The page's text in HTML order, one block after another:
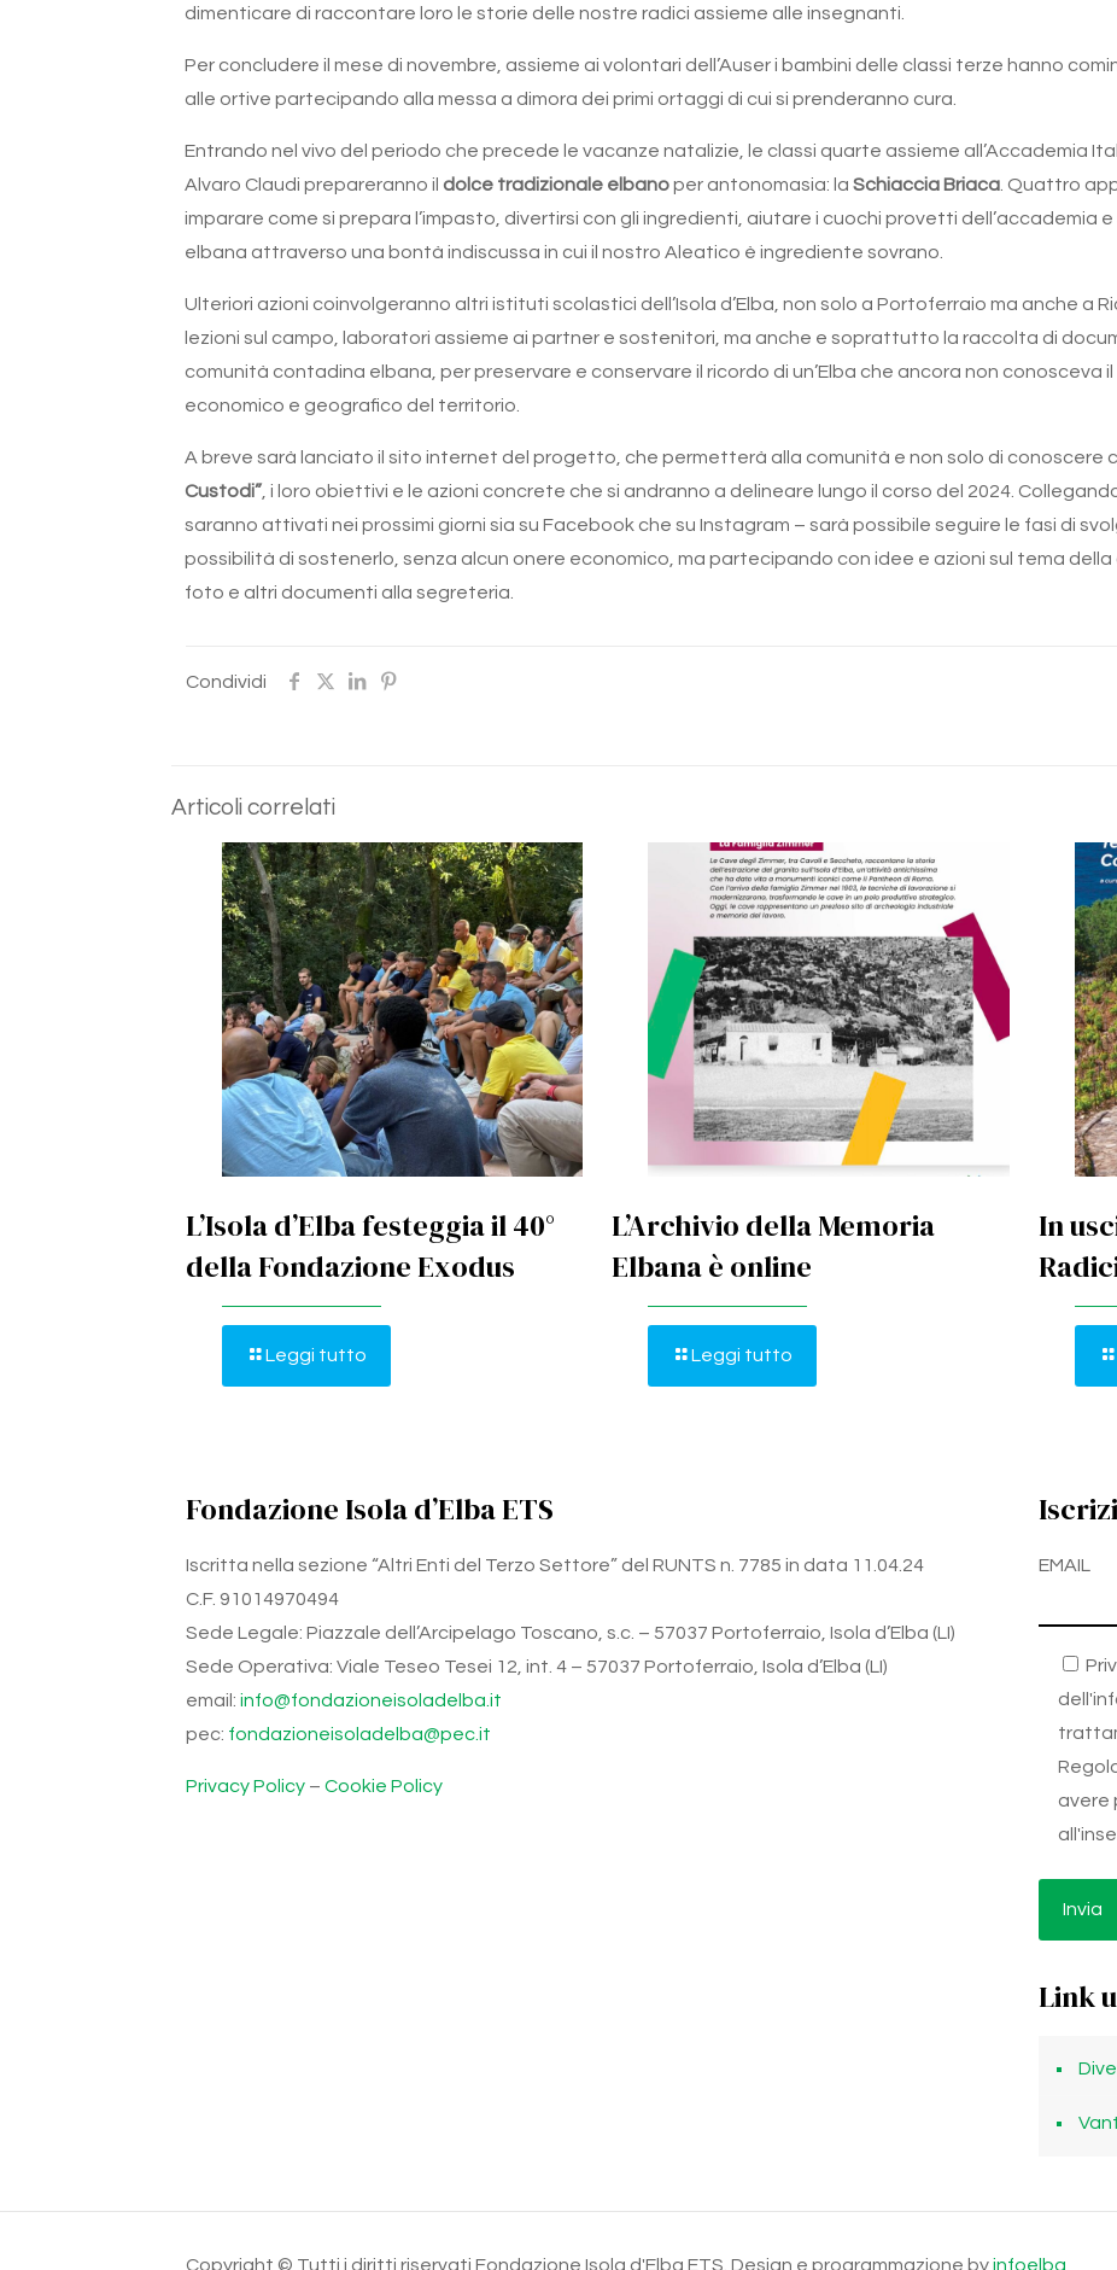
dimenticare di raccontare loro le storie delle nostre radici assieme alle insegnanti.
Per concludere il mese di novembre, assieme ai volontari dell’Auser i bambini delle classi terze hanno
alle ortive partecipando alla messa a dimora dei primi ortaggi di cui si prenderanno cura.
Entrando nel vivo del periodo che precede le vacanze natalizie, le classi quarte assieme all’Accademia
Alvaro Claudi prepareranno il dolce tradizionale elbanoper antonomasia: la Schiaccia Briaca. Quattro
imparare come si prepara l’impasto, divertirsi con gli ingredienti, aiutare i cuochi provetti dell’accademia
elbana attraverso una bontà indiscussa in cui il nostro Aleatico è ingrediente sovrano.
Ulteriori azioni coinvolgeranno altri istituti scolastici dell’Isola d’Elba, non solo a Portoferraio ma anche a
lezioni sul campo, laboratori assieme ai partner e sostenitori, ma anche e soprattutto la raccolta di
comunità contadina elbana, per preservare e conservare il ricordo di un’Elba che ancora non conosceva
economico e geografico del territorio.
A breve sarà lanciato il sito internet del progetto, che permetterà alla comunità e non solo di conoscere
Custodi”, i loro obiettivi e le azioni concrete che si andranno a delineare lungo il corso del 2024.
saranno attivati nei prossimi giorni sia su Facebook che su Instagram – sarà possibile seguire le fasi di
possibilità di sostenerlo, senza alcun onere economico, ma partecipando con idee e azioni sul tema
foto e altri documenti alla segreteria.
Condividi
Articoli correlati
L’Isola d’Elba festeggia il 40°
della Fondazione Exodus
Leggi tutto
L’Archivio della Memoria
Elbana è online
Leggi tutto
In
Fondazione Isola d’Elba ETS
Iscritta nella sezione “Altri Enti del Terzo Settore” del RUNTS n. 7785 in data 11.04.24
C.F. 91014970494
Sede Legale: Piazzale dell’Arcipelago Toscano, s.c. – 57037 Portoferraio, Isola d’Elba (LI)
Sede Operativa: Viale Teseo Tesei 12, int. 4 – 57037 Portoferraio, Isola d’Elba (LI)
email: info@fondazioneisoladelba.it
pec: fondazioneisoladelba@pec.it
Privacy Policy – Cookie Policy
EMAIL
avere
Link
Copyright © Tutti i diritti riservati Fondazione Isola d'Elba ETS. Design e programmazione byinfoelba